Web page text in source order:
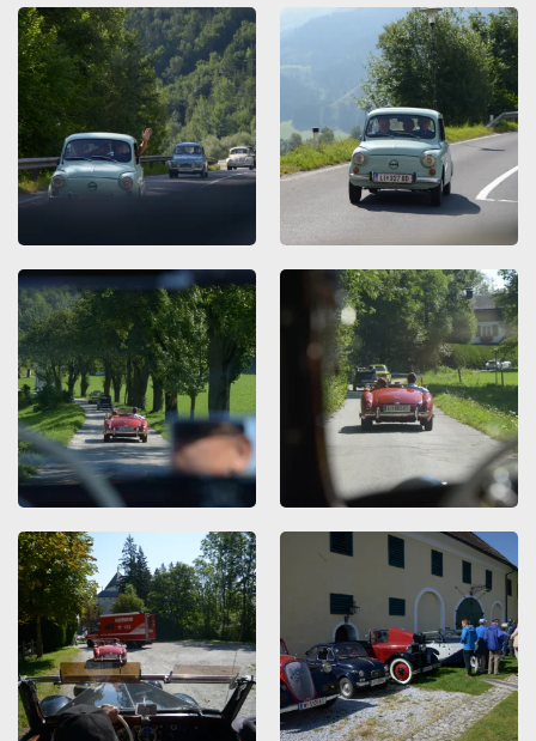
ZOOMEN ZOOMEN
ZOOMEN ZOOMEN
ZOOMEN ZOOMEN